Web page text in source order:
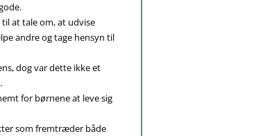
at tale om, at udvise
andre og tage hensyn til
dog var dette ikke et
for børnene at leve sig
som fremtræder både